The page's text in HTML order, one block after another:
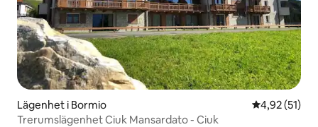
Lägenhet i Bormio 4,92 av 5 i
4,92 (51)
Trerumslägenhet Ciuk Mansardato - Ciuk